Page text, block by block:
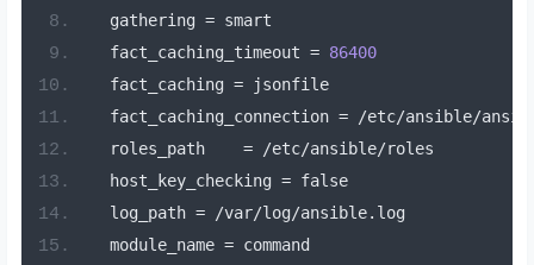
  gathering
=
  fact_caching_timeout
= 86400
  fact_caching
=
  fact_caching_connection
= /etc/ansible/
  roles_path
= /etc/ansible/
  host_key_checking
=
  log_path
= /var/log/ansible.
  module_name
=